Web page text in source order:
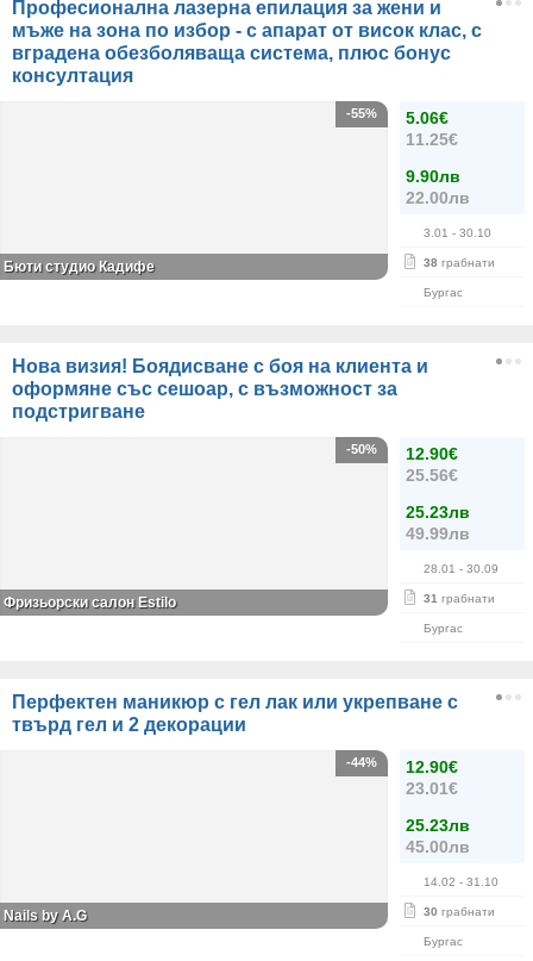
Професионална лазерна епилация за жени и
мъже на зона по избор - с апарат от висок клас, с
вградена обезболяваща система, плюс бонус
консултация
5.06€
11.25€
9.90лв
22.00лв
3.01 - 30.10
38 грабнати
Бургас
-55%
Бюти студио Кадифе
Нова визия! Боядисване с боя на клиента и
оформяне със сешоар, с възможност за
подстригване
12.90€
25.56€
25.23лв
49.99лв
28.01 - 30.09
31 грабнати
Бургас
-50%
Фризьорски салон Estilo
Перфектен маникюр с гел лак или укрепване с
твърд гел и 2 декорации
12.90€
23.01€
25.23лв
45.00лв
14.02 - 31.10
30 грабнати
Бургас
-44%
Nails by A.G